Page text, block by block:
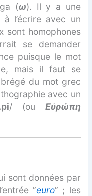
(ω). Il y a une
l’écrire avec un
sont homophones
se demander
puisque le mot
mais il faut se
du mot grec
avec un
/ (ou Εὐρώπη
sont données par
”euro” ; les